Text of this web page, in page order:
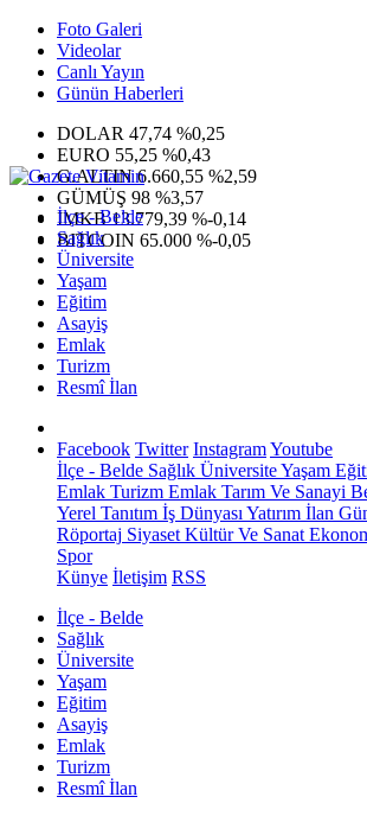
Foto Galeri
Videolar
Canlı Yayın
Günün Haberleri
DOLAR 47,74 %0,25
EURO 55,25 %0,43
G.ALTIN6.660,55 %2,59
GÜMÜŞ 98 %3,57
IMKB13.779,39 %-0,14
BITCOIN 65.000 %-0,05
İlçe - Belde
Sağlık
Üniversite
Yaşam
Eğitim
Asayiş
Emlak
Turizm
Resmî İlan
Facebook Twitter InstagramYoutube
İlçe - Belde Sağlık ÜniversiteYaşam
Emlak Turizm Emlak Tarım Ve Sanayi
Yerel Tanıtım İş Dünyası Yatırım İlan
Röportaj Siyaset Kültür Ve Sanat
Spor
Künye İletişim RSS
İlçe - Belde
Sağlık
Üniversite
Yaşam
Eğitim
Asayiş
Emlak
Turizm
Resmî İlan